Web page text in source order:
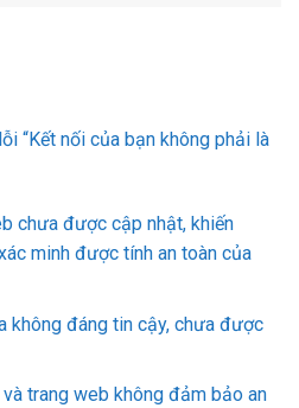
“Kết nối của bạn không phải là
chưa được cập nhật, khiến
minh được tính an toàn của
không đáng tin cậy, chưa được
trang web không đảm bảo an